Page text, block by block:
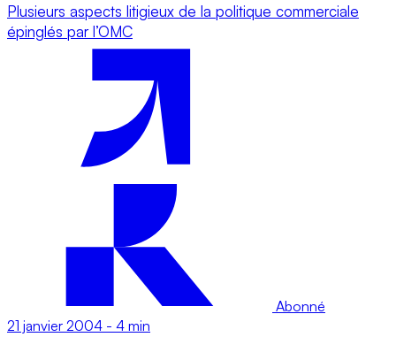
Plusieurs aspects litigieux de la politique commerciale
épinglés par l’OMC
Abonné
21 janvier 2004 - 4 min